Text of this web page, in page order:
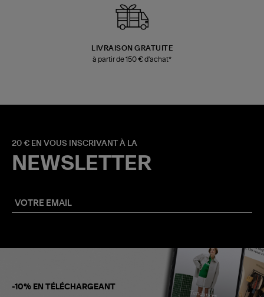
LIVRAISON GRATUITE
à partir de 150 € d'achat*
20 € EN VOUS INSCRIVANT À LA
NEWSLETTER
-10% EN TÉLÉCHARGEANT